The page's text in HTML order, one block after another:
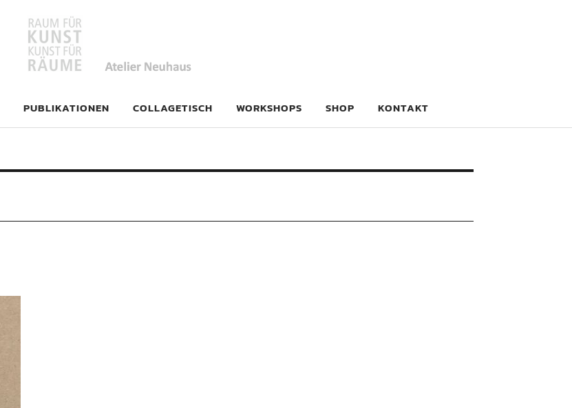
PUBLIKATIONEN COLLAGETISCH WORKSHOPS SHOP KONTAKT